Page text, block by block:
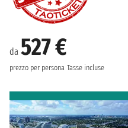
da 527 €
prezzo per persona Tasse incluse